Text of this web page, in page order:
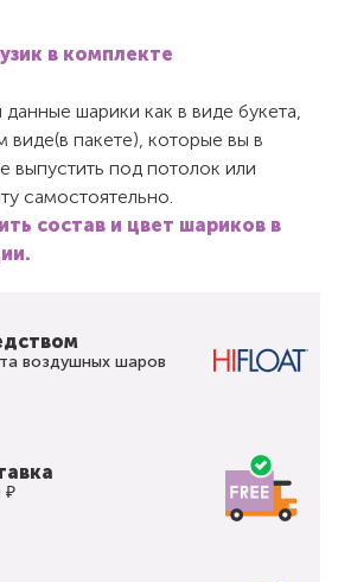
в комплекте
шарики как в виде букета,
виде(в пакете), которые вы в
выпустить под потолок или
самостоятельно.
состав и цвет шариков в
воздушных шаров
₽